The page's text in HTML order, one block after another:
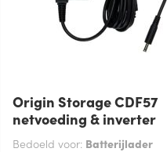
Origin Storage CDF57
netvoeding & inverter
Bedoeld voor: Batterijlader